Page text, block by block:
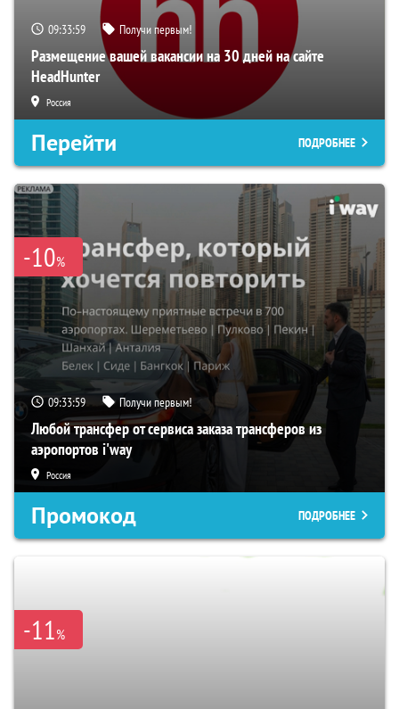
09:33:58 Получи первым!
Размещение вашей вакансии на 30 дней на сайте
HeadHunter
Россия
Перейти ПОДРОБНЕЕ
-10%
09:33:58 Получи первым!
Любой трансфер от сервиса заказа трансферов из
аэропортов i'way
Россия
Промокод ПОДРОБНЕЕ
-11%